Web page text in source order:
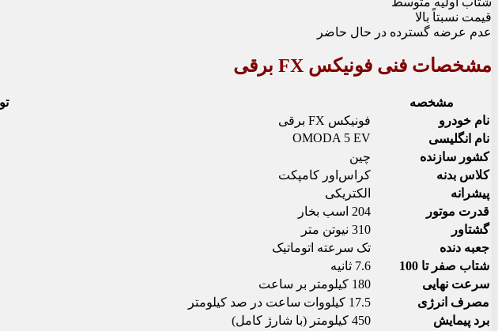
قیمت نسبتاً بالا
عدم عرضه گسترده در حال حاضر
مشخصات فنی فونیکس FX برقی
مشخصه
نام خودرو
فونیکس FX برقی
نام انگلیسی
OMODA 5 EV
کشور سازنده
چین
کلاس بدنه
کراس‌اور کامپکت
پیشرانه
الکتریکی
قدرت موتور
204 اسب بخار
گشتاور
310 نیوتن متر
جعبه دنده
تک سرعته اتوماتیک
شتاب صفر تا 100
7.6 ثانیه
سرعت نهایی
180 کیلومتر بر ساعت
مصرف انرژی
17.5 کیلووات ساعت در صد کیلومتر
برد پیمایش
450 کیلومتر (با شارژ کامل)